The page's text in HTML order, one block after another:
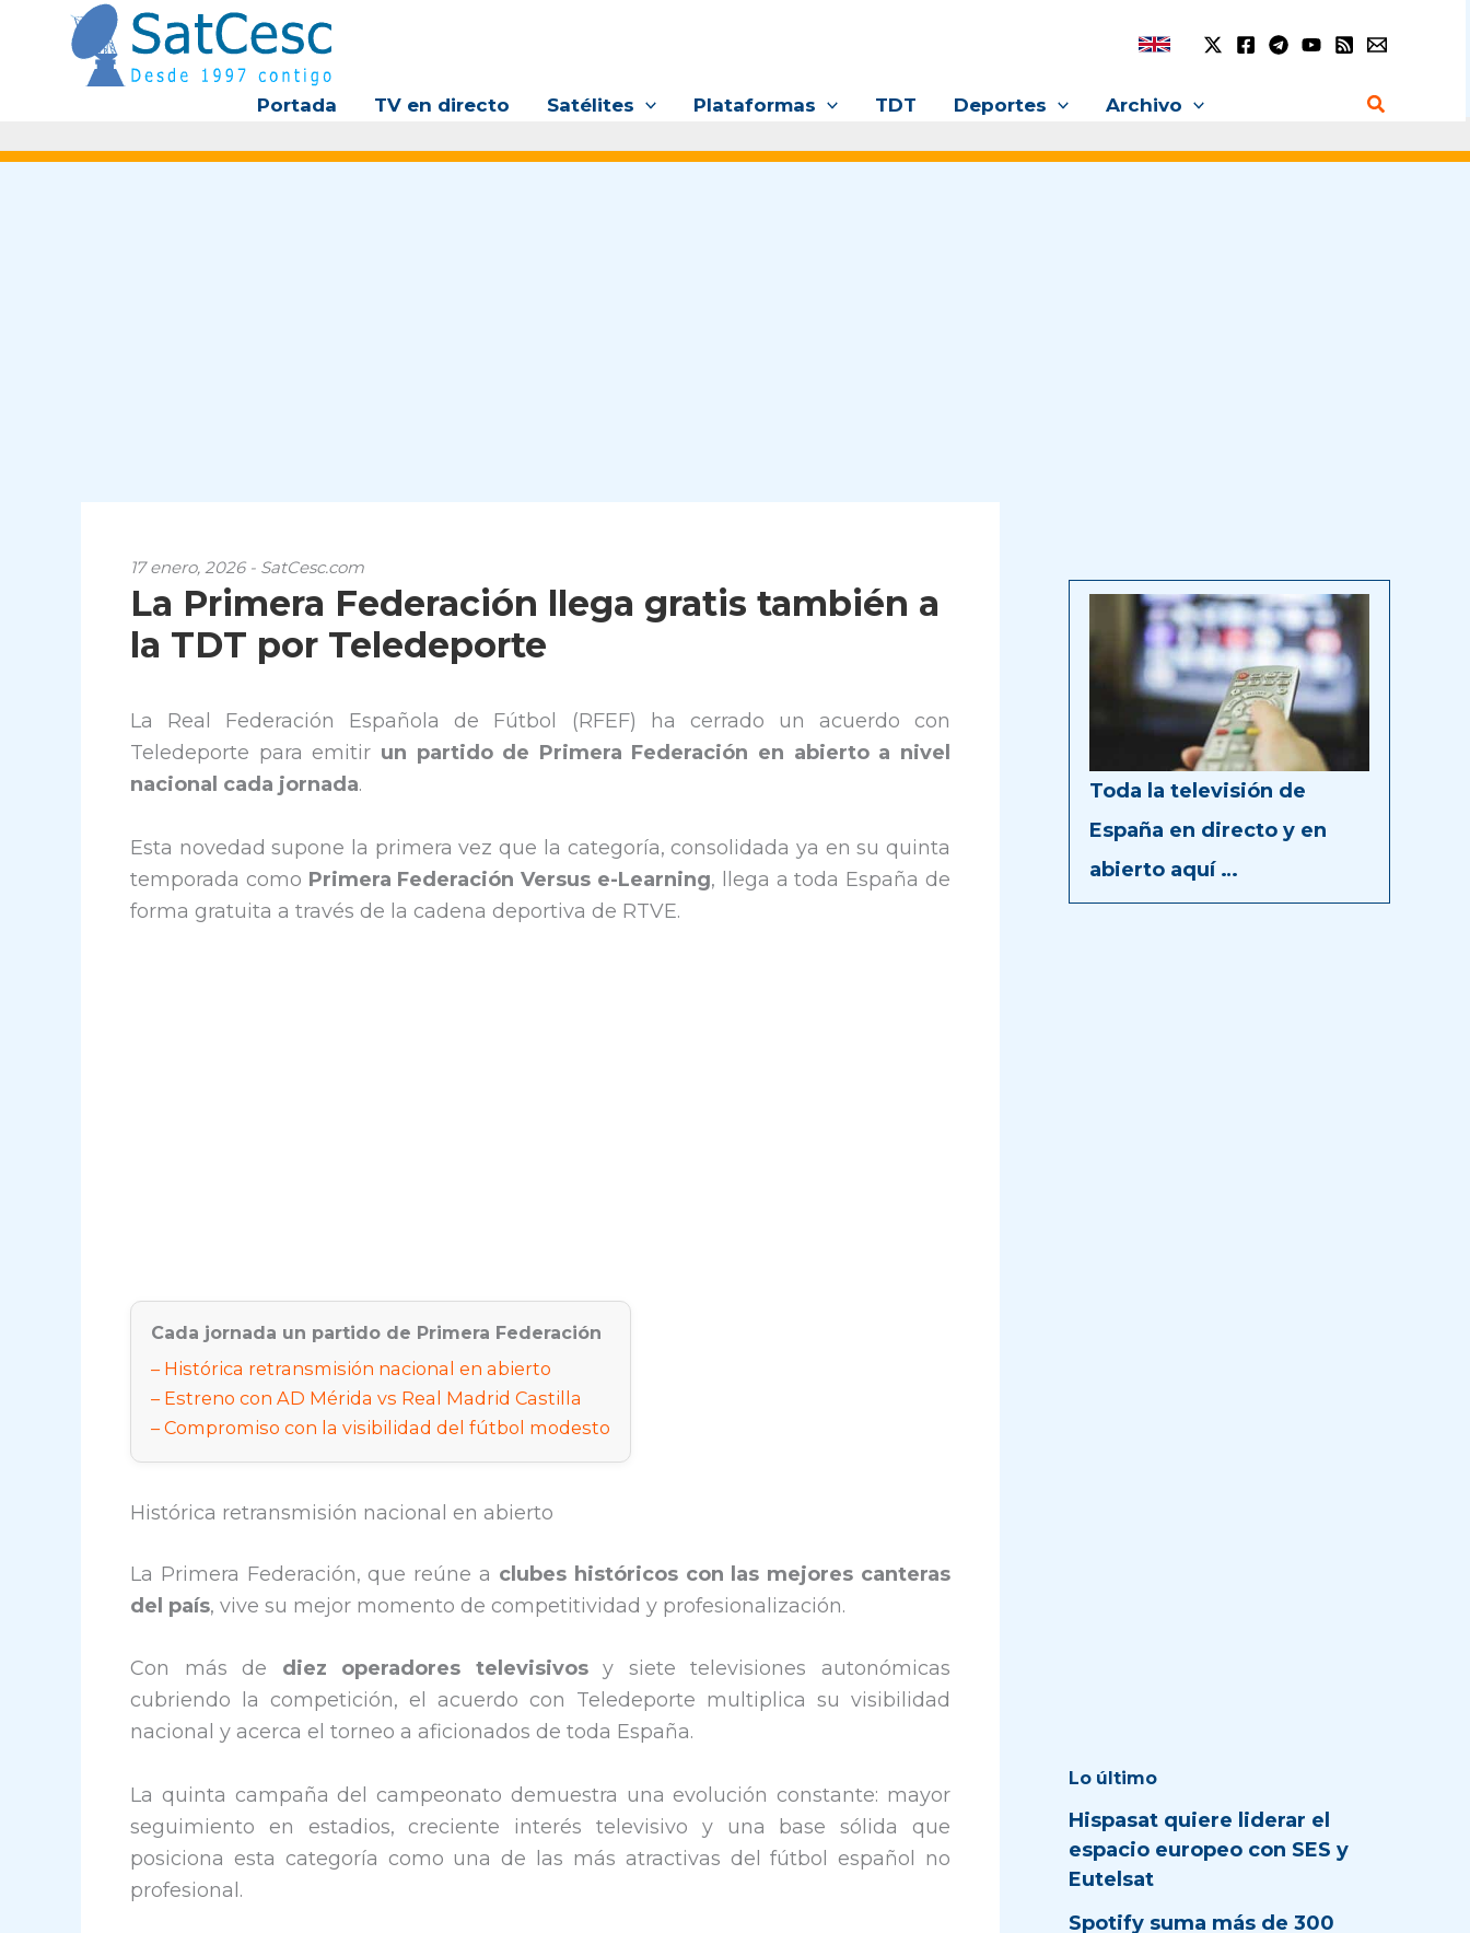
contenido
Portada TV en directo Satélites Plataformas TDT Deportes Archivo Buscar
17 enero, 2026 - SatCesc.com
La Primera Federación llega gratis también a
la TDT por Teledeporte
La Real Federación Española de Fútbol (RFEF) ha cerrado un acuerdo con
Teledeporte para emitir un partido de Primera Federación en abierto a nivel
nacional cada jornada.
Esta novedad supone la primera vez que la categoría, consolidada ya en su quinta
temporada como Primera Federación Versus e-Learning, llega a toda España de
forma gratuita a través de la cadena deportiva de RTVE.
Cada jornada un partido de Primera Federación
Histórica retransmisión nacional en abierto
Estreno con AD Mérida vs Real Madrid Castilla
Compromiso con la visibilidad del fútbol modesto
Histórica retransmisión nacional en abierto
La Primera Federación, que reúne a clubes históricos con las mejores canteras
del país, vive su mejor momento de competitividad y profesionalización.
Con más de diez operadores televisivosy siete televisiones autonómicas
cubriendo la competición, el acuerdo con Teledeporte multiplica su visibilidad
nacional y acerca el torneo a aficionados de toda España.
La quinta campaña del campeonato demuestra una evolución constante: mayor
seguimiento en estadios, creciente interés televisivo y una base sólida que
posiciona esta categoría como una de las más atractivas del fútbol español no
profesional.
Toda la televisión de
España en directo y en
abierto aquí …
Lo último
Hispasat quiere liderar el
espacio europeo con SES y
Eutelsat
Spotify suma más de 300